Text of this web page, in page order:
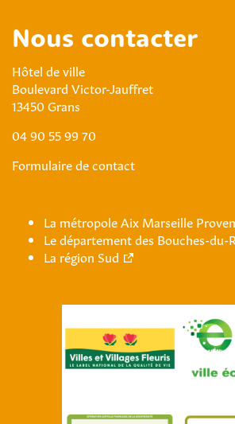
Nous contacter
Hôtel de ville
Boulevard Victor-Jauffret
13450 Grans
04 90 55 99 70
Formulaire de contact
La métropole Aix Marseille
Le département des Bouches-du-
La région Sud